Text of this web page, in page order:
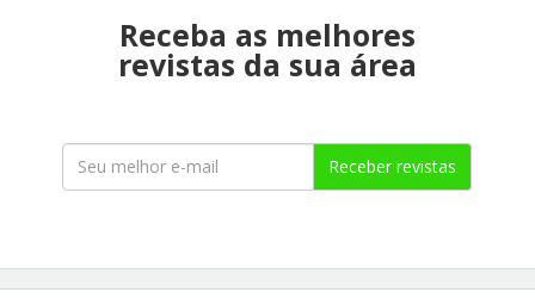
Receba as melhores
revistas da sua área
Receber revistas